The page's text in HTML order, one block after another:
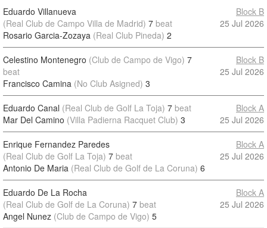
Eduardo Villanueva
(Real Club de Campo Villa de Madrid) 7 beat
Rosario Garcia-Zozaya (Real Club Pineda) 2
Block B
25 Jul 2026
Celestino Montenegro (Club de Campo de Vigo) 7
beat
Francisco Camina (No Club Asigned) 3
Block B
25 Jul 2026
Eduardo Canal (Real Club de Golf La Toja) 7 beat
Mar Del Camino (Villa Padierna Racquet Club) 3
Block A
25 Jul 2026
Enrique Fernandez Paredes
(Real Club de Golf La Toja) 7 beat
Antonio De Maria (Real Club de Golf de La Coruna) 6
Block A
25 Jul 2026
Eduardo De La Rocha
(Real Club de Golf de La Coruna) 7 beat
Angel Nunez (Club de Campo de Vigo) 5
Block A
25 Jul 2026